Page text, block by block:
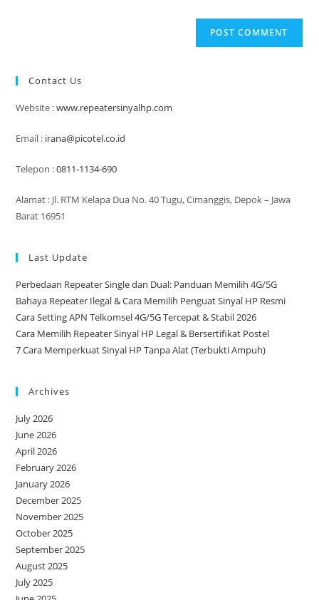
Contact Us
Website :www.repeatersinyalhp.com
Email : irana@picotel.co.id
Telepon :0811-1134-690
Alamat : Jl. RTM Kelapa Dua No. 40 Tugu, Cimanggis, Depok – Jawa
Barat 16951
Last Update
Perbedaan Repeater Single dan Dual: Panduan Memilih 4G/5G
Bahaya Repeater Ilegal & Cara Memilih Penguat Sinyal HP Resmi
Cara Setting APN Telkomsel 4G/5G Tercepat & Stabil 2026
Cara Memilih Repeater Sinyal HP Legal & Bersertifikat Postel
7 Cara Memperkuat Sinyal HP Tanpa Alat (Terbukti Ampuh)
Archives
July 2026
June 2026
April 2026
February 2026
January 2026
December 2025
November 2025
October 2025
September 2025
August 2025
July 2025